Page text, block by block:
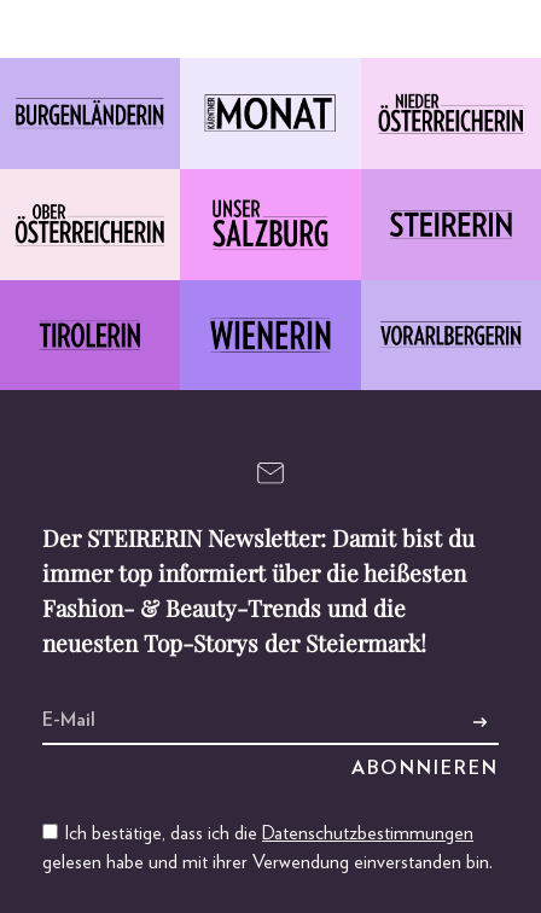
Der STEIRERIN Newsletter: Damit bist du
immer top informiert über die heißesten
Fashion- & Beauty-Trends und die
neuesten Top-Storys der Steiermark!
Ich bestätige, dass ich die Datenschutzbestimmungen
gelesen habe und mit ihrer Verwendung einverstanden bin.